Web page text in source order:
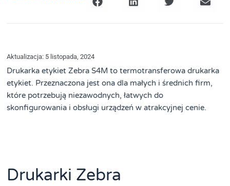
Aktualizacja: 5 listopada, 2024
Drukarka etykiet Zebra S4M to termotransferowa drukarka
etykiet. Przeznaczona jest ona dla małych i średnich firm,
które potrzebują niezawodnych, łatwych do
skonfigurowania i obsługi urządzeń w atrakcyjnej cenie.
Drukarki Zebra